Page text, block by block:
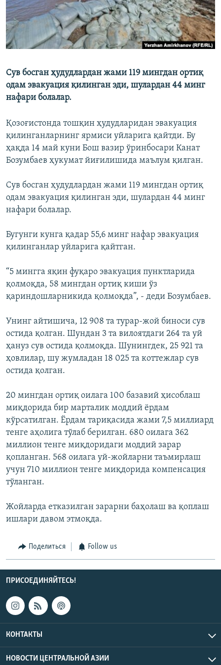
Сув босган ҳудудлардан жами 119 мингдан ортиқ
одам эвакуация қилинган эди, шулардан 44 минг
нафари болалар.
Қозоғистонда тошқин ҳудудларидан эвакуация
қилинганларнинг ярмиси уйларига қайтди. Бу
ҳақда 14 май куни Бош вазир ўринбосари Канат
Бозумбаев ҳукумат йиғилишида маълум қилган.
Сув босган ҳудудлардан жами 119 мингдан ортиқ
одам эвакуация қилинган эди, шулардан 44 минг
нафари болалар.
Бугунги кунга қадар 55,6 минг нафар эвакуация
қилинганлар уйларига қайтган.
“5 мингга яқин фуқаро эвакуация пунктларида
қолмоқда, 58 мингдан ортиқ киши ўз
қариндошларникида қолмоқда”, - деди Бозумбаев.
Унинг айтишича, 12 908 та турар-жой биноси сув
остида қолган. Шундан 3 та вилоятдаги 264 та уй
ҳануз сув остида қолмоқда. Шунингдек, 25 921 та
ҳовлилар, шу жумладан 18 025 та коттежлар сув
остида қолган.
20 мингдан ортиқ оилага 100 базавий ҳисоблаш
миқдорида бир марталик моддий ёрдам
кўрсатилган. Ёрдам тариқасида жами 7,5 миллиард
тенге аҳолига тўлаб берилган. 680 оилага 362
миллион тенге миқдоридаги моддий зарар
қопланган. 568 оилага уй-жойларни таъмирлаш
учун 710 миллион тенге миқдорида компенсация
тўланган.
Жойларда етказилган зарарни баҳолаш ва қоплаш
ишлари давом этмоқда.
Поделиться Follow us
ПРИСОЕДИНЯЙТЕСЬ!
КОНТАКТЫ
НОВОСТИ ЦЕНТРАЛЬНОЙ АЗИИ